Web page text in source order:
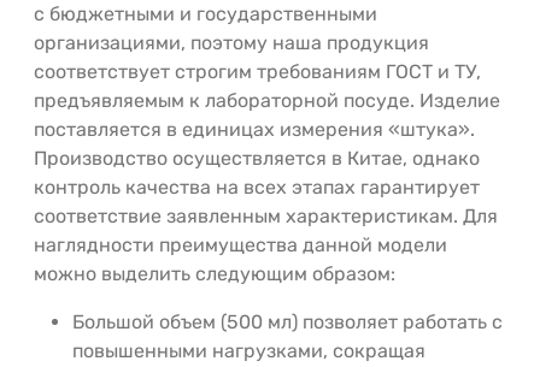
с бюджетными и государственными
организациями, поэтому наша продукция
соответствует строгим требованиям ГОСТ и ТУ,
предъявляемым к лабораторной посуде. Изделие
поставляется в единицах измерения «штука».
Производство осуществляется в Китае, однако
контроль качества на всех этапах гарантирует
соответствие заявленным характеристикам. Для
наглядности преимущества данной модели
можно выделить следующим образом:
Большой объем (500 мл) позволяет работать с
повышенными нагрузками, сокращая